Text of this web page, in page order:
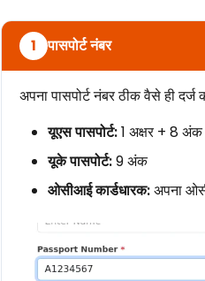
1 पासपोर्ट नंबर
अपना पासपोर्ट नंबर ठीक वैसे ही
यूएस पासपोर्ट:1 अक्षर + 8
यूके पासपोर्ट:9 अंक
ओसीआई कार्डधारक:अपना